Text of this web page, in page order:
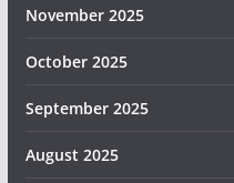
November 2025
October 2025
September 2025
August 2025